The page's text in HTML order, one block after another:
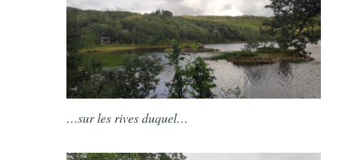
…sur les rives duquel…